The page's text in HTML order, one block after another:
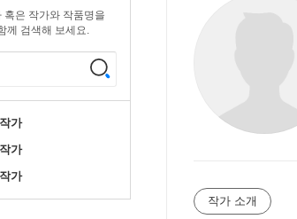
혹은 작가와 작품명을
께 검색해 보세요.
가
가
가
작가 소개